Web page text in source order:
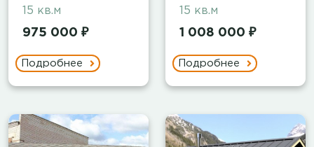
15 кв.м
975 000 ₽
Подробнее
15 кв.м
1 008 000 ₽
Подробнее